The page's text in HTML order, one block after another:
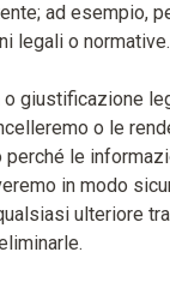
ad esempio,
legali o normative.
o giustificazione
o le
le
in modo
ulteriore